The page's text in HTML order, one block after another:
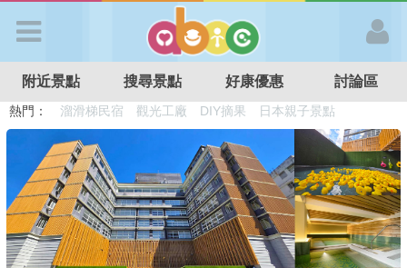
APP登入
首 頁
搜尋景點
附近景點 搜尋景點 好康優惠 討論區
熱門： 溜滑梯民宿 觀光工廠 DIY摘果
日本親子景點
特色遊戲場
親子住房優惠 台北親子餐廳 溫泉泡湯SPA